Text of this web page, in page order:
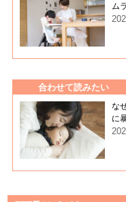
ム
合わせて読みたい
な
に